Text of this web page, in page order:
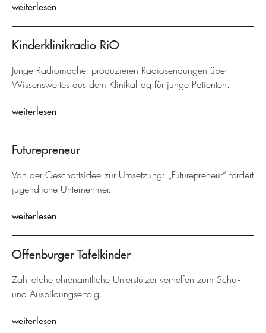
weiterlesen
Kinderklinikradio RiO
Junge Radiomacher produzieren Radiosendungen über
Wissenswertes aus dem Klinikalltag für junge Patienten.
weiterlesen
Futurepreneur
Von der Geschäftsidee zur Umsetzung: „Futurepreneur“ fördert
jugendliche Unternehmer.
weiterlesen
Offenburger Tafelkinder
Zahlreiche ehrenamtliche Unterstützer verhelfen zum Schul-
und Ausbildungserfolg.
weiterlesen